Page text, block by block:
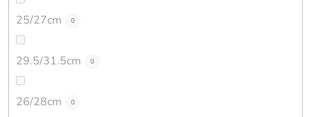
25/27cm 0
29.5/31.5cm 0
26/28cm 0